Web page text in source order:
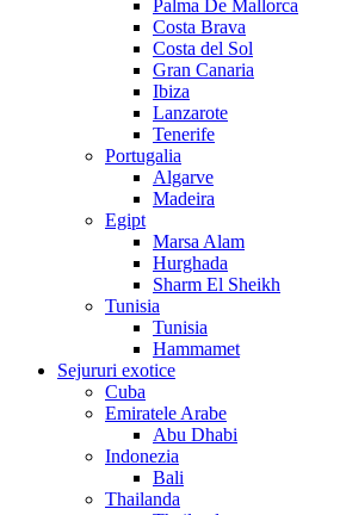
Palma De Mallorca
Costa Brava
Costa del Sol
Gran Canaria
Ibiza
Lanzarote
Tenerife
Portugalia
Algarve
Madeira
Egipt
Marsa Alam
Hurghada
Sharm El Sheikh
Tunisia
Tunisia
Hammamet
Sejururi exotice
Cuba
Emiratele Arabe
Abu Dhabi
Indonezia
Bali
Thailanda